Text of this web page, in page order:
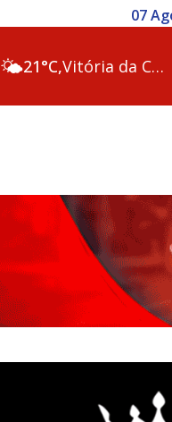
07 Ago 2026 /
🌤️21°C, Vitória da Conq…